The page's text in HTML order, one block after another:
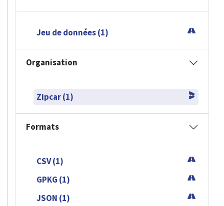
Jeu de données (1)
Organisation
Zipcar (1)
Formats
CSV (1)
GPKG (1)
JSON (1)